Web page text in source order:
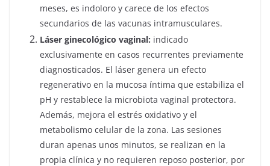
meses, es indoloro y carece de los efectos
secundarios de las vacunas intramusculares.
Láser ginecológico vaginal: indicado
exclusivamente en casos recurrentes previamente
diagnosticados. El láser genera un efecto
regenerativo en la mucosa íntima que estabiliza el
pH y restablece la microbiota vaginal protectora.
Además, mejora el estrés oxidativo y el
metabolismo celular de la zona. Las sesiones
duran apenas unos minutos, se realizan en la
propia clínica y no requieren reposo posterior, por